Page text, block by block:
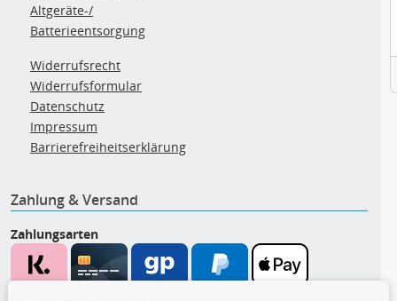
Altgeräte-/
Batterieentsorgung
Widerrufsrecht
Widerrufsformular
Datenschutz
Impressum
Barrierefreiheitserklärung
Zahlung & Versand
Zahlungsarten